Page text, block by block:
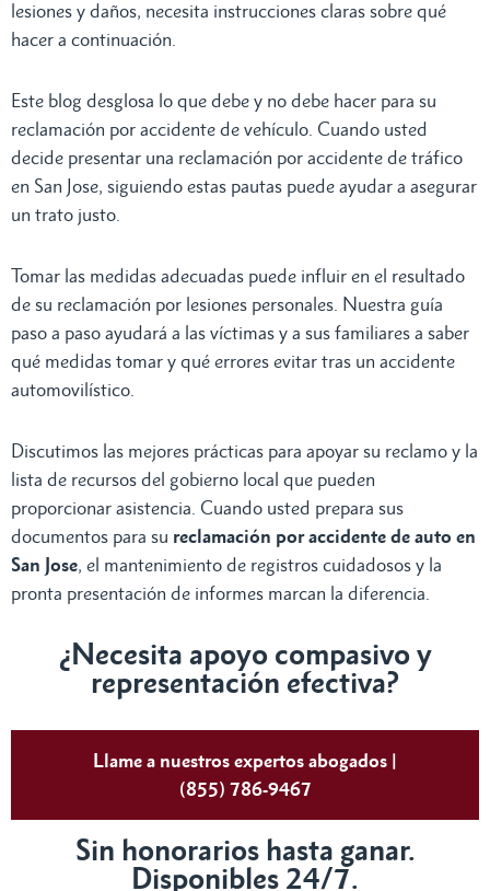
lesiones y daños, necesita instrucciones claras sobre qué
hacer a continuación.
Este blog desglosa lo que debe y no debe hacer para su
reclamación por accidente de vehículo. Cuando usted
decide presentar una reclamación por accidente de tráfico
en San Jose, siguiendo estas pautas puede ayudar a asegurar
un trato justo.
Tomar las medidas adecuadas puede influir en el resultado
de su reclamación por lesiones personales. Nuestra guía
paso a paso ayudará a las víctimas y a sus familiares a saber
qué medidas tomar y qué errores evitar tras un accidente
automovilístico.
Discutimos las mejores prácticas para apoyar su reclamo y la
lista de recursos del gobierno local que pueden
proporcionar asistencia. Cuando usted prepara sus
documentos para su reclamación por accidente de auto en
San Jose, el mantenimiento de registros cuidadosos y la
pronta presentación de informes marcan la diferencia.
¿Necesita apoyo compasivo y
representación efectiva?
Llame a nuestros expertos abogados |
(855) 786-9467
Sin honorarios hasta ganar.
Disponibles 24/7.